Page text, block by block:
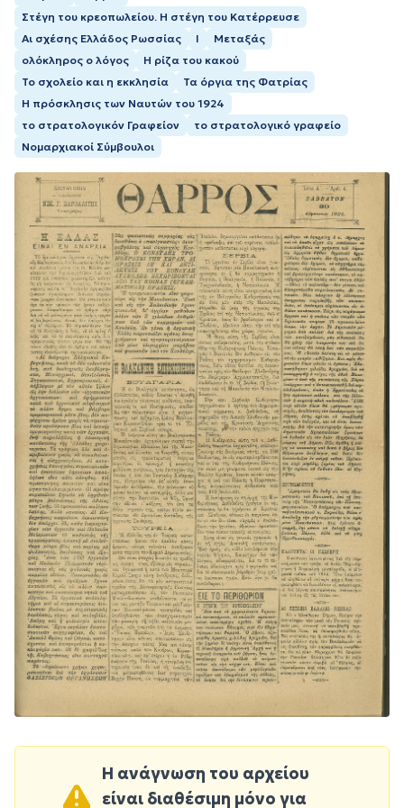
Στέγη του κρεοπωλείου. Η στέγη του Κατέρρευσε
Αι σχέσης Ελλάδος Ρωσσίας
Ι
Μεταξάς
ολόκληρος ο λόγος
Η ρίζα του κακού
Το σχολείο και η εκκλησία
Τα όργια της Φατρίας
Η πρόσκλησις των Ναυτών του 1924
το στρατολογικόν Γραφείον
το στρατολογικό γραφείο
Νομαρχιακοί Σύμβουλοι
Η ανάγνωση του αρχείου
είναι διαθέσιμη μόνο για